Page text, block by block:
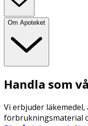
Om Apoteket
Handla som
Vi erbjuder
förbrukningsmaterial